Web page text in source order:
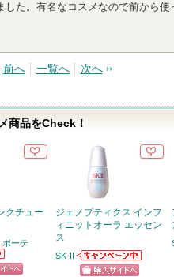
た。有名なコスメなので前から使
前へ 一覧へ 次へ
商品をCheck！
クチュー
ボーテ
ジェノプティクス インフ
ィニットオーラ エッセン
ス
SK-II
SK-IIからのお知